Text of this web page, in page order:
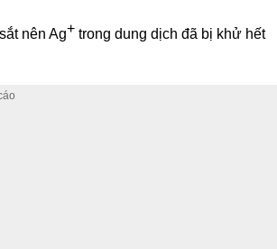
nên Ag+ trong dung dịch đã bị khử hết